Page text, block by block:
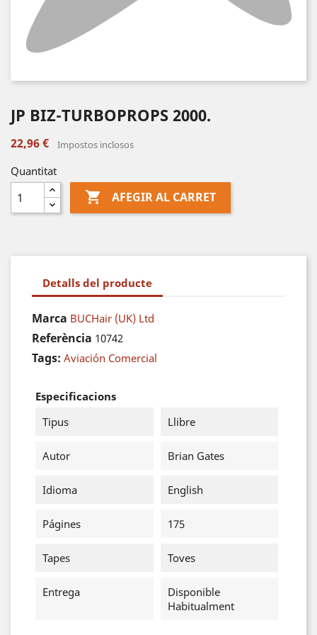
JP BIZ-TURBOPROPS 2000.
22,96 € Impostos inclosos
Quantitat
 AFEGIR AL CARRET
Detalls del producte
Marca BUCHair (UK) Ltd
Referència 10742
Tags: Aviación Comercial
Especificacions
Tipus
Llibre
Autor Brian Gates
Idioma English
Págines 175
Tapes Toves
Entrega
Disponible
Habitualment